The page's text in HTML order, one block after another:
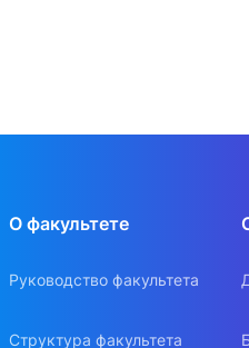
О факультете
Руководство факультета
Структура факультета